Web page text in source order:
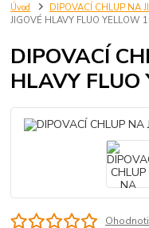
Úvod DIPOVACÍ CHLUP NA
JIGOVÉ HLAVY FLUO YELLOW
DIPOVACÍ
HLAVY